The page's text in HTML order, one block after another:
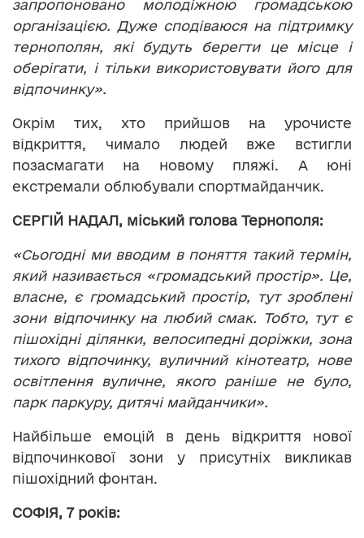
запропоновано молодіжною громадською
організацією. Дуже сподіваюся на підтримку
тернополян, які будуть берегти це місце і
оберігати, і тільки використовувати його для
відпочинку».
Окрім тих, хто прийшов на урочисте
відкриття, чимало людей вже встигли
позасмагати на новому пляжі. А юні
екстремали облюбували спортмайданчик.
СЕРГІЙ НАДАЛ, міський голова Тернополя:
«Сьогодні ми вводим в поняття такий термін,
який називається «громадський простір». Це,
власне, є громадський простір, тут зроблені
зони відпочинку на любий смак. Тобто, тут є
пішохідні ділянки, велосипедні доріжки, зона
тихого відпочинку, вуличний кінотеатр, нове
освітлення вуличне, якого раніше не було,
парк паркуру, дитячі майданчики».
Найбільше емоцій в день відкриття нової
відпочинкової зони у присутніх викликав
пішохідний фонтан.
СОФІЯ, 7 років: